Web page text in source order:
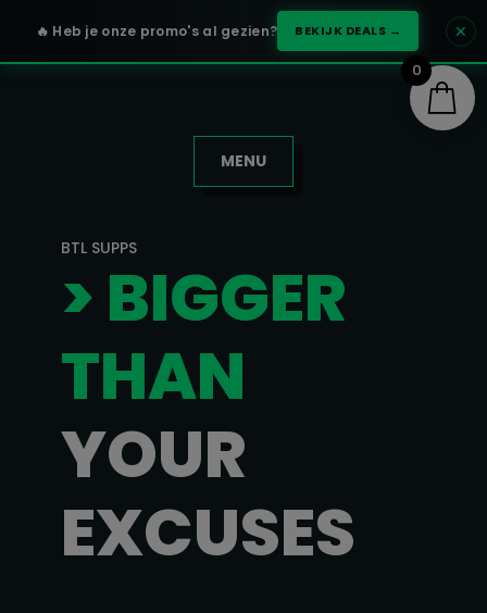
🔥 Heb je onze promo's al gezien? BEKIJK DEALS → ✕
MENU
BTL SUPPS
> BIGGER
THAN
YOUR
EXCUSES
0